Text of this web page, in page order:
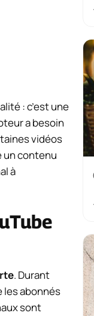
: c’est une
a besoin
vidéos
un contenu
à
. Durant
les abonnés
sont